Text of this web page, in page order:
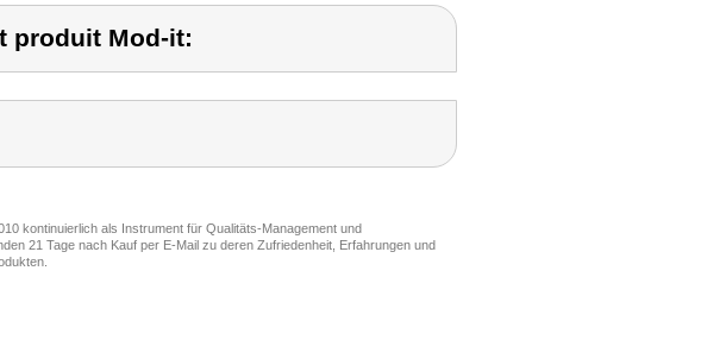
produit Mod-it:
kontinuierlich als Instrument für Qualitäts-Management und
21 Tage nach Kauf per E-Mail zu deren Zufriedenheit, Erfahrungen und